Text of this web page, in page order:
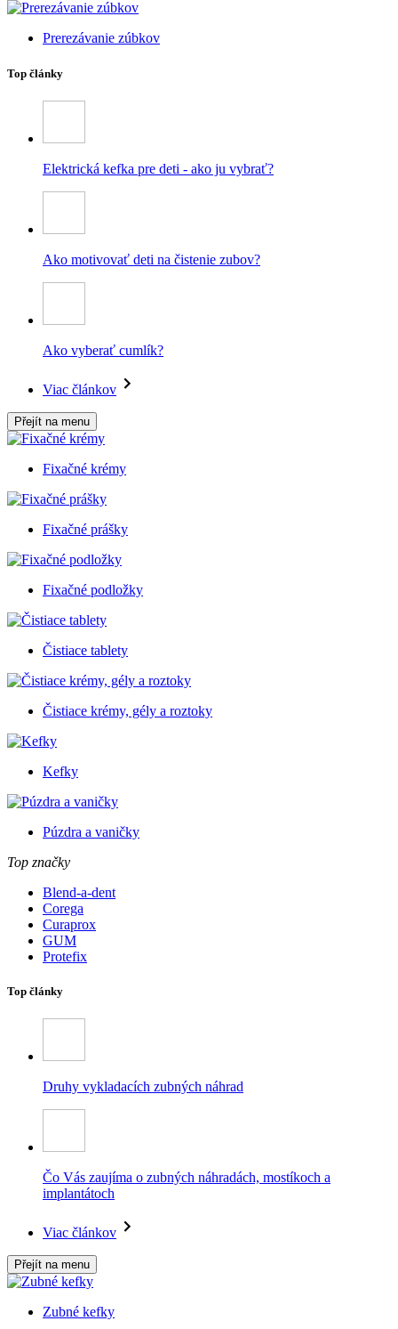
Prerezávanie zúbkov
Top články
Elektrická kefka pre deti - ako ju vybrať?
Ako motivovať deti na čistenie zubov?
Ako vyberať cumlík?
Viac článkov
Přejít na menu
Fixačné krémy
Fixačné prášky
Fixačné podložky
Čistiace tablety
Čistiace krémy, gély a roztoky
Kefky
Púzdra a vaničky
Top značky
Blend-a-dent
Corega
Curaprox
GUM
Protefix
Top články
Druhy vykladacích zubných náhrad
Čo Vás zaujíma o zubných náhradách, mostíkoch a
implantátoch
Viac článkov
Přejít na menu
Zubné kefky